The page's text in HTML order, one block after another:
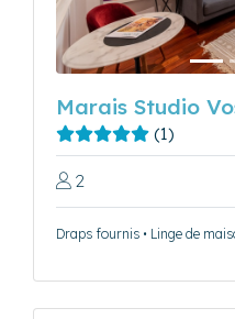
Marais Studio
(1)
2
Draps fournis • Linge de